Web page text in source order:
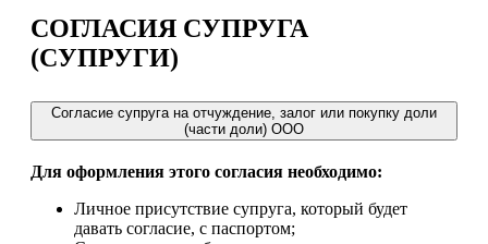
СОГЛАСИЯ СУПРУГА
(СУПРУГИ)
Согласие супруга на отчуждение, залог или покупку доли
(части доли) ООО
Для оформления этого согласия необходимо:
Личное присутствие супруга, который будет
давать согласие, с паспортом;